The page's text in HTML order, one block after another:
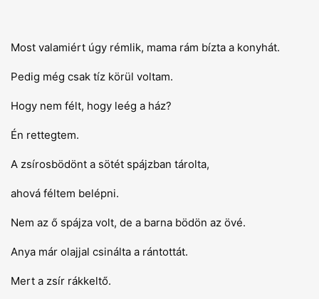
Most valamiért úgy rémlik, mama rám bízta a konyhát.
Pedig még csak tíz körül voltam.
Hogy nem félt, hogy leég a ház?
Én rettegtem.
A zsírosbödönt a sötét spájzban tárolta,
ahová féltem belépni.
Nem az ő spájza volt, de a barna bödön az övé.
Anya már olajjal csinálta a rántottát.
Mert a zsír rákkeltő.